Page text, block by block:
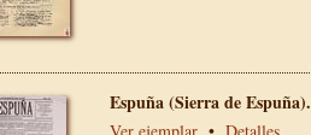
Espuña (Sierra de Espuña).